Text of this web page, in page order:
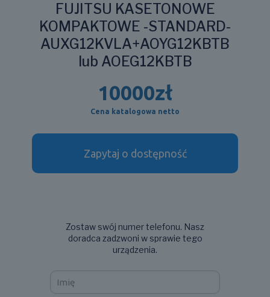
FUJITSU KASETONOWE
KOMPAKTOWE -STANDARD-
AUXG12KVLA+AOYG12KBTB
lub AOEG12KBTB
10000zł
Cena katalogowa netto
Zapytaj o dostępność
Zostaw swój numer telefonu. Nasz
doradca zadzwoni w sprawie tego
urządzenia.